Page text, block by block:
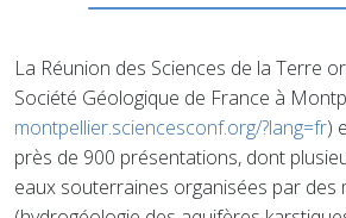
La Réunion des Sciences de la Terre
Société Géologique de France à
montpellier.sciencesconf.org/?lang=fr)
près de 900 présentations, dont
eaux souterraines organisées par des